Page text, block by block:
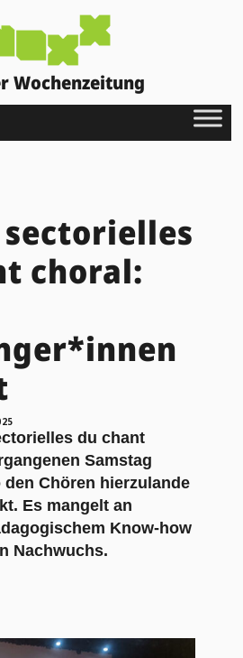
Wochenzeitung
sectorielles
choral:
du chant
Samstag
Chören hierzulande
Es mangelt an
Know-how
Nachwuchs.